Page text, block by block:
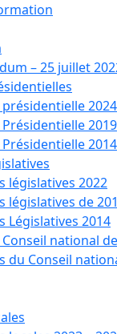
– 25 juillet
2024
2019
2014
législatives 2022
législatives de
Législatives 2014
national
du Conseil